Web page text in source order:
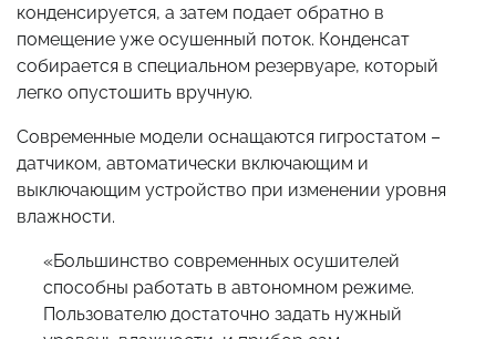
конденсируется, а затем подает обратно в
помещение уже осушенный поток. Конденсат
собирается в специальном резервуаре, который
легко опустошить вручную.
Современные модели оснащаются гигростатом –
датчиком, автоматически включающим и
выключающим устройство при изменении уровня
влажности.
«Большинство современных осушителей
способны работать в автономном режиме.
Пользователю достаточно задать нужный